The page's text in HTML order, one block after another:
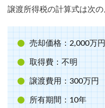
譲渡所得税の計算式は次の
売却価格：2,000万円
取得費：不明
譲渡費用：300万円
所有期間：10年